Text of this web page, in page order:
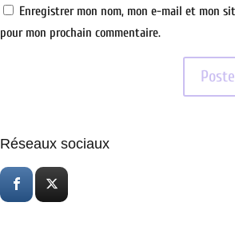
Enregistrer mon nom, mon e-mail et mon
pour mon prochain commentaire.
Réseaux sociaux